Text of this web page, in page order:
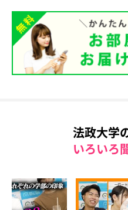
法政大学
いろいろ